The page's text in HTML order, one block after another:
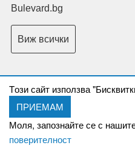
Tози сайт използва
ПРИЕМАМ
Моля, запознайте се с
поверителност
Bulevard.bg
Виж всички
Copyright © 2026 Ксениум